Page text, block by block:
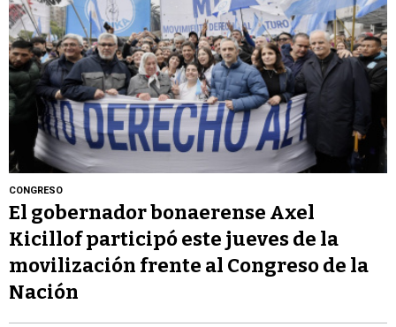
CONGRESO
El gobernador bonaerense Axel
Kicillof participó este jueves de la
movilización frente al Congreso de la
Nación